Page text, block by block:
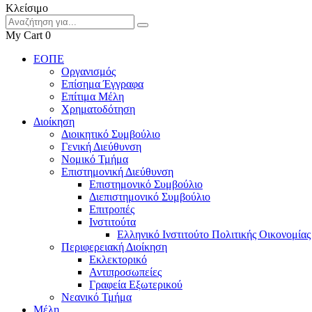
Κλείσιμο
My Cart 0
ΕΟΠΕ
Οργανισμός
Επίσημα Έγγραφα
Επίτιμα Μέλη
Χρηματοδότηση
Διοίκηση
Διοικητικό Συμβούλιο
Γενική Διεύθυνση
Νομικό Τμήμα
Επιστημονική Διεύθυνση
Επιστημονικό Συμβούλιο
Διεπιστημονικό Συμβούλιο
Επιτροπές
Ινστιτούτα
Ελληνικό Ινστιτούτο Πολιτικής
Περιφερειακή Διοίκηση
Εκλεκτορικό
Αντιπροσωπείες
Γραφεία Εξωτερικού
Νεανικό Τμήμα
Μέλη